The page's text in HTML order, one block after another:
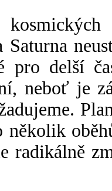
Saturna
pro delší
neboť je
několik
radikálně